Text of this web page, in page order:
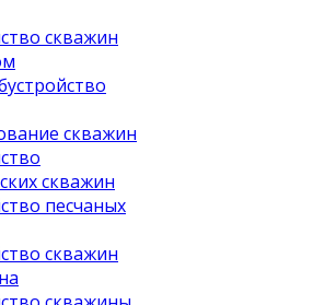
скважин
скважин
скважин
песчаных
скважин